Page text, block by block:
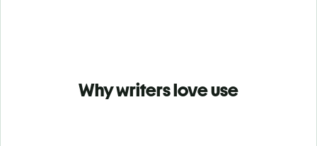
Why writers love use